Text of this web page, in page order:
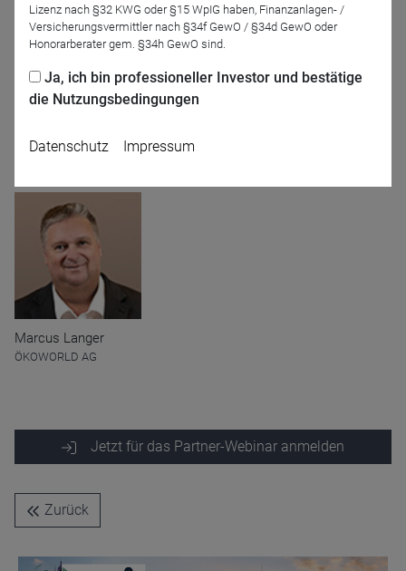
Silvio Schmidt
ÖKOWORLD AG
Dominik Salecki
ÖKOWORLD AG
Moderation
Marcus Langer
ÖKOWORLD AG
Jetzt für das Partner-Webinar anmelden
Zurück
Lizenz nach §32 KWG oder §15 WpIG haben, Finanzanlagen- /
Versicherungsvermittler nach §34f GewO / §34d GewO oder
Honorarberater gem. §34h GewO sind.
Ja, ich bin professioneller Investor und bestätige
die Nutzungsbedingungen
Datenschutz Impressum
Name
CPref
Anbieter D&C
Zweck